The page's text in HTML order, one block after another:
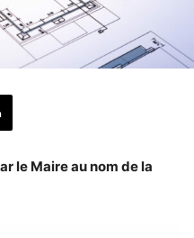
le Maire au nom de la